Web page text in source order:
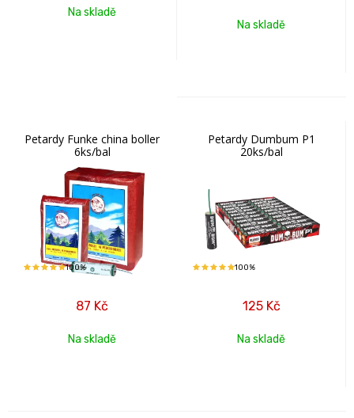
Na skladě
Na skladě
Petardy Funke china boller
6ks/bal
100%
87 Kč
Na skladě
Petardy Dumbum P1
20ks/bal
100%
125 Kč
Na skladě